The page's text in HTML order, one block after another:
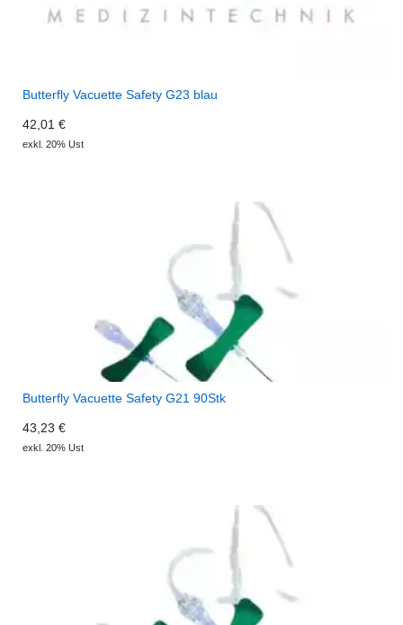
Butterfly Vacuette Safety G23 blau
42,01 €
exkl. 20% Ust
Butterfly Vacuette Safety G21 90Stk
43,23 €
exkl. 20% Ust